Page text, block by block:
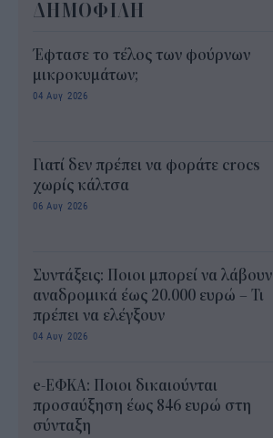
ΔΗΜΟΦΙΛΗ
Έφτασε το τέλος των φούρνων
μικροκυμάτων;
04 Αυγ 2026
Γιατί δεν πρέπει να φοράτε crocs
χωρίς κάλτσα
06 Αυγ 2026
Συντάξεις: Ποιοι μπορεί να λάβουν
αναδρομικά έως 20.000 ευρώ – Τι
πρέπει να ελέγξουν
04 Αυγ 2026
e-ΕΦΚΑ: Ποιοι δικαιούνται
προσαύξηση έως 846 ευρώ στη
σύνταξη